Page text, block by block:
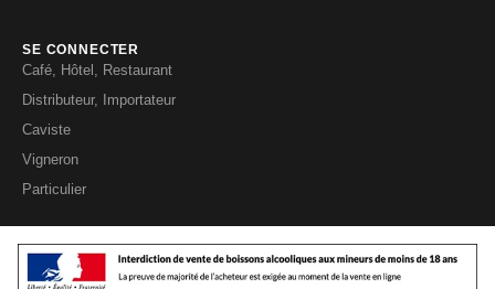
SE CONNECTER
Café, Hôtel, Restaurant
Distributeur, Importateur
Caviste
Vigneron
Particulier